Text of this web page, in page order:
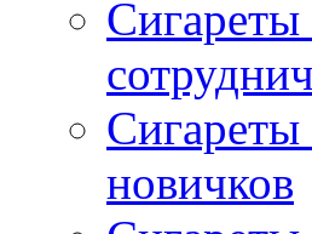
Сигареты
новичков